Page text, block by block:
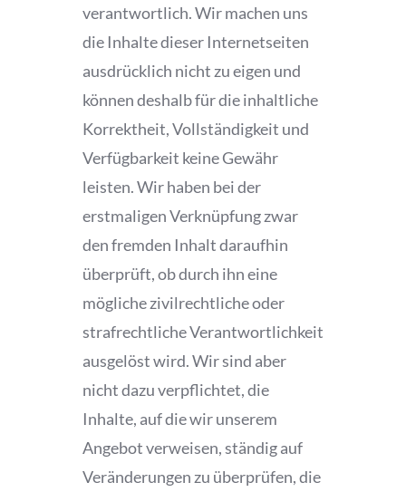
verantwortlich. Wir machen uns
die Inhalte dieser Internetseiten
ausdrücklich nicht zu eigen und
können deshalb für die inhaltliche
Korrektheit, Vollständigkeit und
Verfügbarkeit keine Gewähr
leisten. Wir haben bei der
erstmaligen Verknüpfung zwar
den fremden Inhalt daraufhin
überprüft, ob durch ihn eine
mögliche zivilrechtliche oder
strafrechtliche Verantwortlichkeit
ausgelöst wird. Wir sind aber
nicht dazu verpflichtet, die
Inhalte, auf die wir unserem
Angebot verweisen, ständig auf
Veränderungen zu überprüfen, die